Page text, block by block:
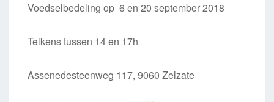
Voedselbedeling op 6 en 20 september 2018
Telkens tussen 14 en 17h
Assenedesteenweg 117, 9060 Zelzate